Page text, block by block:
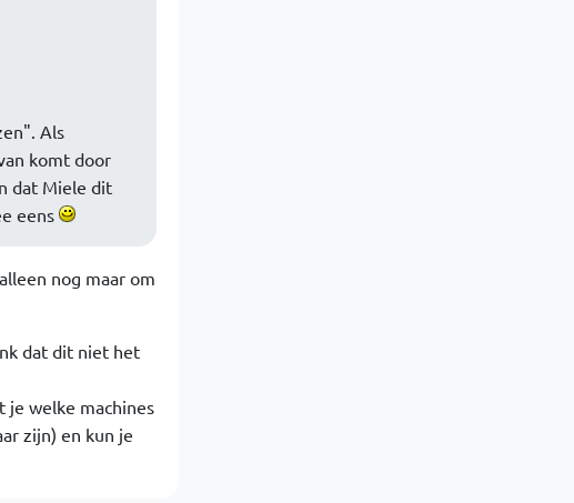
Als
komt door
dat Miele dit
eens
nog maar om
dat dit niet het
je welke machines
zijn) en kun je